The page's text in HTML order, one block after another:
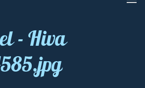
- Hiva